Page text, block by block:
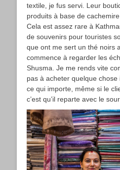
textile, je fus servi. Leur
produits à base de
Cela est assez rare à
de souvenirs pour touristes
que ont me sert un thé noirs
commence à regarder les
Shusma. Je me rends vite
pas à acheter quelque chose
ce qui importe, même si le
c’est qu’il reparte avec le